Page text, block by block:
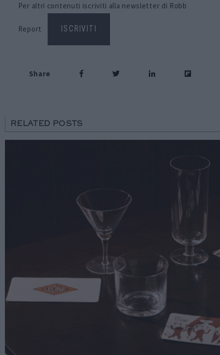
Per altri contenuti iscriviti alla newsletter di Robb
Report ISCRIVITI
Share
RELATED POSTS